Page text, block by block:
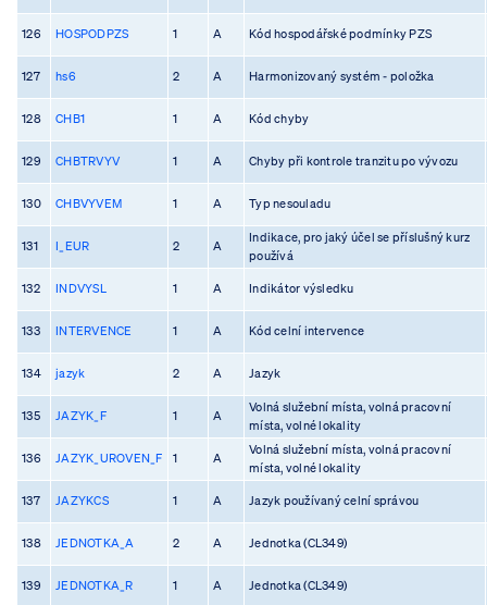
126 HOSPODPZS 1 A Kód hospodářské podmínky PZS
127 hs6 2 A Harmonizovaný systém - položka
128 CHB1 1 A Kód chyby
129 CHBTRVYV 1 A Chyby při kontrole tranzitu po vývozu
130 CHBVYVEM 1 A Typ nesouladu
131 I_EUR 2 A
Indikace, pro jaký účel se příslušný kurz
používá
132 INDVYSL 1 A Indikátor výsledku
133 INTERVENCE 1 A Kód celní intervence
134 jazyk 2 A Jazyk
135 JAZYK_F 1 A
Volná služební místa, volná pracovní
místa, volné lokality
136 JAZYK_UROVEN_F 1 A
Volná služební místa, volná pracovní
místa, volné lokality
137 JAZYKCS 1 A Jazyk používaný celní správou
138 JEDNOTKA_A 2 A Jednotka (CL349)
139 JEDNOTKA_R 1 A Jednotka (CL349)